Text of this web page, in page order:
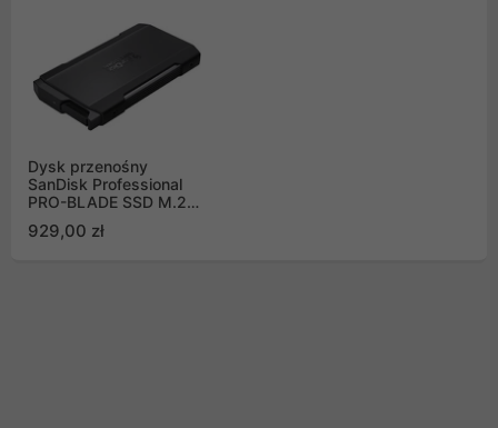
Dysk przenośny
SanDisk Professional
PRO-BLADE SSD M.2
929,00 zł